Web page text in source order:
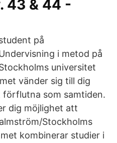
43 & 44 -
på
i metod på
universitet
vänder sig till dig
som samtiden.
dig möjlighet att
Stockholms
kombinerar studier i